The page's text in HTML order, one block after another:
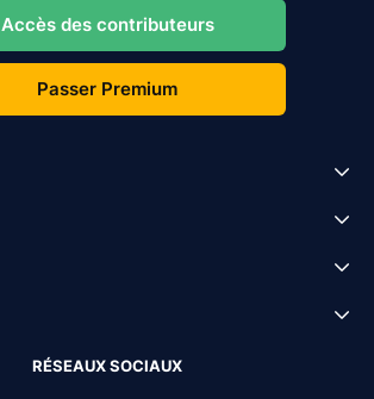
Accès des contributeurs
Passer Premium
RÉSEAUX SOCIAUX